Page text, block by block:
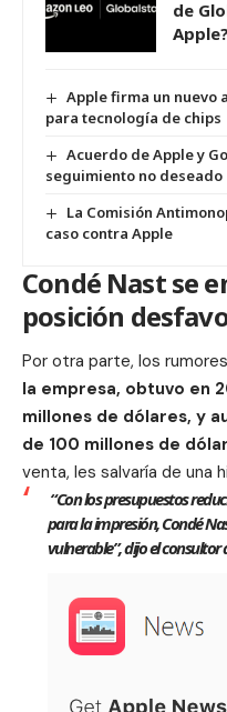
de
Apple?
Apple firma un nuevo
para tecnología de chips
Acuerdo de Apple y
seguimiento no deseado
La Comisión
caso contra Apple
Condé Nast se
posición
Por otra parte, los
la empresa, obtuvo en
millones de dólares, y
de 100 millones de
venta, les salvaría de una
“Con los presupuestos
para la impresión, Condé
vulnerable”, dijo el consultor